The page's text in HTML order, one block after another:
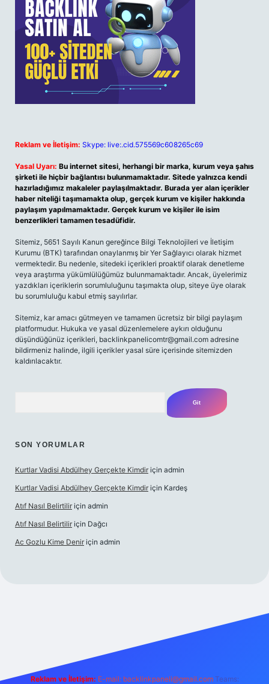
Reklam ve İletişim: Skype: live:.cid.575569c608265c69
Yasal Uyarı: Bu internet sitesi, herhangi bir marka, kurum veya şahıs
şirketi ile hiçbir bağlantısı bulunmamaktadır. Sitede yalnızca kendi
hazırladığımız makaleler paylaşılmaktadır. Burada yer alan içerikler
haber niteliği taşımamakta olup, gerçek kurum ve kişiler hakkında
paylaşım yapılmamaktadır. Gerçek kurum ve kişiler ile isim
benzerlikleri tamamen tesadüfidir.
Sitemiz, 5651 Sayılı Kanun gereğince Bilgi Teknolojileri ve İletişim
Kurumu (BTK) tarafından onaylanmış bir Yer Sağlayıcı olarak hizmet
vermektedir. Bu nedenle, sitedeki içerikleri proaktif olarak denetleme
veya araştırma yükümlülüğümüz bulunmamaktadır. Ancak, üyelerimiz
yazdıkları içeriklerin sorumluluğunu taşımakta olup, siteye üye olarak
bu sorumluluğu kabul etmiş sayılırlar.
Sitemiz, kar amacı gütmeyen ve tamamen ücretsiz bir bilgi paylaşım
platformudur. Hukuka ve yasal düzenlemelere aykırı olduğunu
düşündüğünüz içerikleri, backlinkpanelicomtr@gmail.com adresine
bildirmeniz halinde, ilgili içerikler yasal süre içerisinde sitemizden
kaldırılacaktır.
SON YORUMLAR
Kurtlar Vadisi Abdülhey Gerçekte Kimdir için admin
Kurtlar Vadisi Abdülhey Gerçekte Kimdir için Kardeş
Atıf Nasıl Belirtilir için admin
Atıf Nasıl Belirtilir için Dağcı
Ac Gozlu Kime Denir için admin
Reklam ve İletişim: E-mail: backlinkpaneli@gmail.com Teams: